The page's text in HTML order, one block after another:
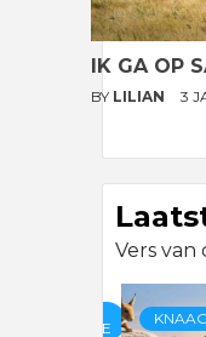
IK GA OP
BY LILIAN 3
Vers van
CATEGORIE